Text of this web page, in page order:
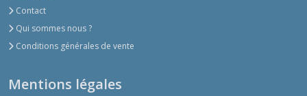
Contact
Qui sommes nous ?
Conditions générales de vente
Mentions légales